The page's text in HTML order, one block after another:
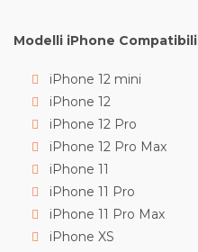
Modelli iPhone Compatibili
iPhone 12 mini
iPhone 12
iPhone 12 Pro
iPhone 12 Pro Max
iPhone 11
iPhone 11 Pro
iPhone 11 Pro Max
iPhone XS